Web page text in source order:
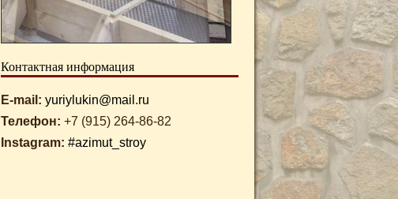
Контактная информация
E-mail: yuriylukin@mail.ru
Телефон: +7 (915) 264-86-82
Instagram: #azimut_stroy